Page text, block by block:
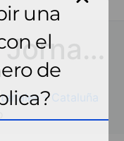
- Cataluña
una
el
de